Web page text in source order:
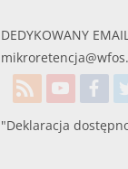
DEDYKOWANY
"Deklaracja